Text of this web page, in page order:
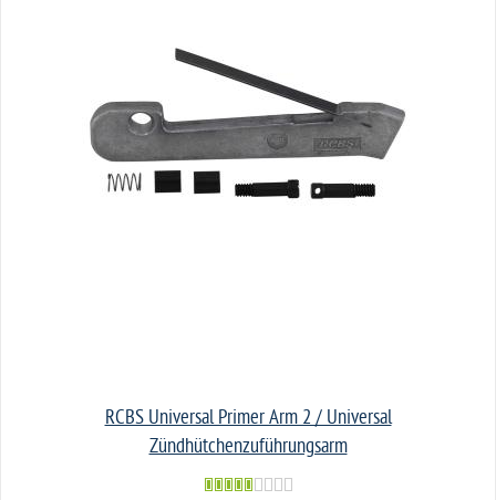
RCBS Universal Primer Arm 2 / Universal
Zündhütchenzuführungsarm